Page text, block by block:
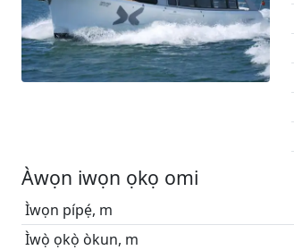
Àwọn iwọn ọkọ omi
Ìwọn pípẹ́, m
Ìwọ̀ ọkọ̀ òkun, m